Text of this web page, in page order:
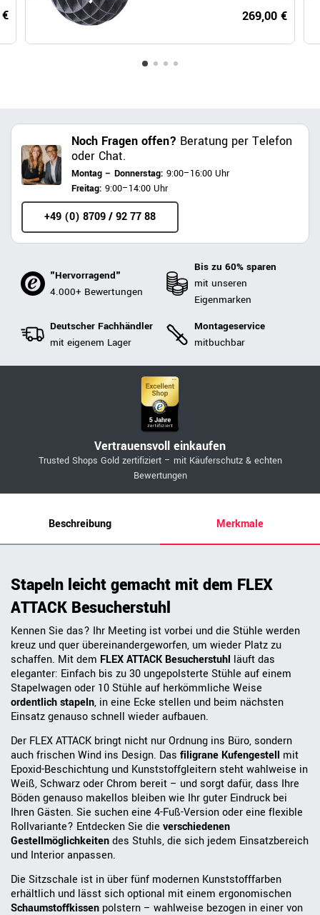
269,00 €
Noch Fragen offen? Beratung per Telefon
oder Chat.
Montag – Donnerstag: 9:00–16:00 Uhr
Freitag: 9:00–14:00 Uhr
+49 (0) 8709 / 92 77 88
"Hervorragend"
4.000+ Bewertungen
Bis zu 60% sparen
mit unseren
Eigenmarken
Deutscher Fachhändler
mit eigenem Lager
Montageservice
mitbuchbar
Vertrauensvoll einkaufen
Trusted Shops Gold zertifiziert – mit Käuferschutz & echten
Bewertungen
Beschreibung Merkmale
Stapeln leicht gemacht mit dem FLEX
ATTACK Besucherstuhl
Kennen Sie das? Ihr Meeting ist vorbei und die Stühle werden
kreuz und quer übereinandergeworfen, um wieder Platz zu
schaffen. Mit dem FLEX ATTACK Besucherstuhl läuft das
eleganter: Einfach bis zu 30 ungepolsterte Stühle auf einem
Stapelwagen oder 10 Stühle auf herkömmliche Weise
ordentlich stapeln, in eine Ecke stellen und beim nächsten
Einsatz genauso schnell wieder aufbauen.
Der FLEX ATTACK bringt nicht nur Ordnung ins Büro, sondern
auch frischen Wind ins Design. Das filigrane Kufengestell mit
Epoxid-Beschichtung und Kunststoffgleitern steht wahlweise in
Weiß, Schwarz oder Chrom bereit – und sorgt dafür, dass Ihre
Böden genauso makellos bleiben wie Ihr guter Eindruck bei
Ihren Gästen. Sie suchen eine 4-Fuß-Version oder eine flexible
Rollvariante? Entdecken Sie die verschiedenen
Gestellmöglichkeitendes Stuhls, die sich jedem Einsatzbereich
und Interior anpassen.
Die Sitzschale ist in über fünf modernen Kunststofffarben
erhältlich und lässt sich optional mit einem ergonomischen
Schaumstoffkissen polstern – wahlweise bezogen in einer von